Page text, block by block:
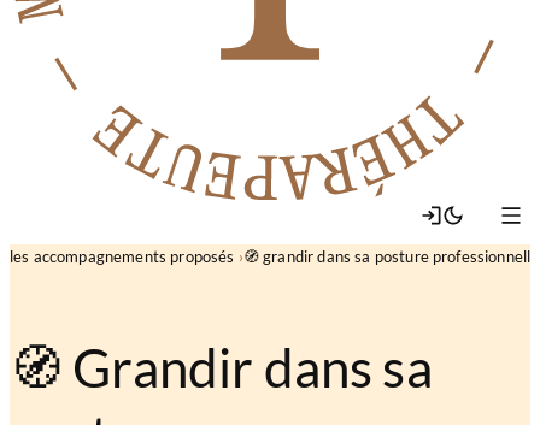
les accompagnements proposés 🧭 grandir dans sa posture
🧭 Grandir dans sa